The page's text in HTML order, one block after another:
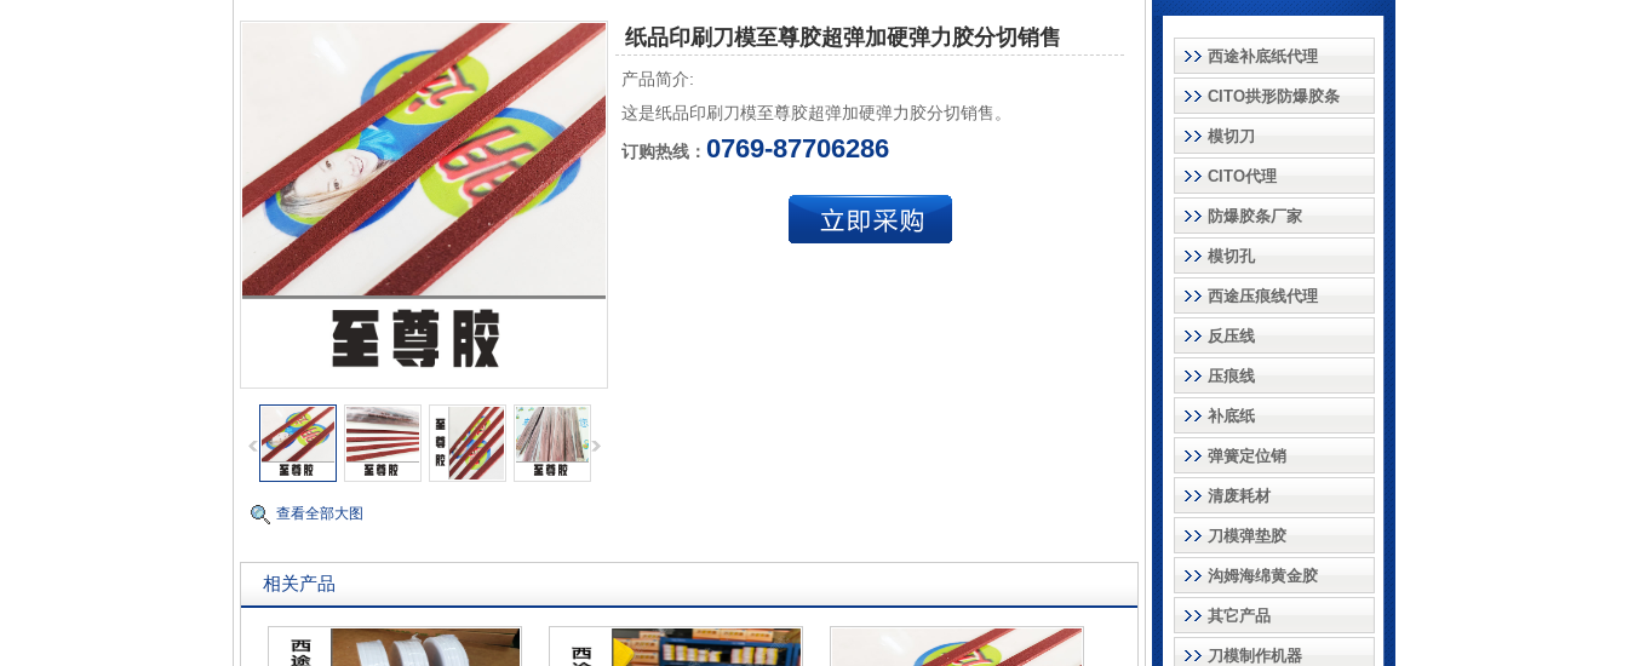
查看全部大图
纸品印刷刀模至尊胶超弹加硬弹力胶分切销售
产品简介:
这是纸品印刷刀模至尊胶超弹加硬弹力胶分切销售。
订购热线： 0769-87706286
相关产品
西途补底纸代理
CITO拱形防爆胶条
模切刀
CITO代理
防爆胶条厂家
模切孔
西途压痕线代理
反压线
压痕线
补底纸
弹簧定位销
清废耗材
刀模弹垫胶
沟姆海绵黄金胶
其它产品
刀模制作机器